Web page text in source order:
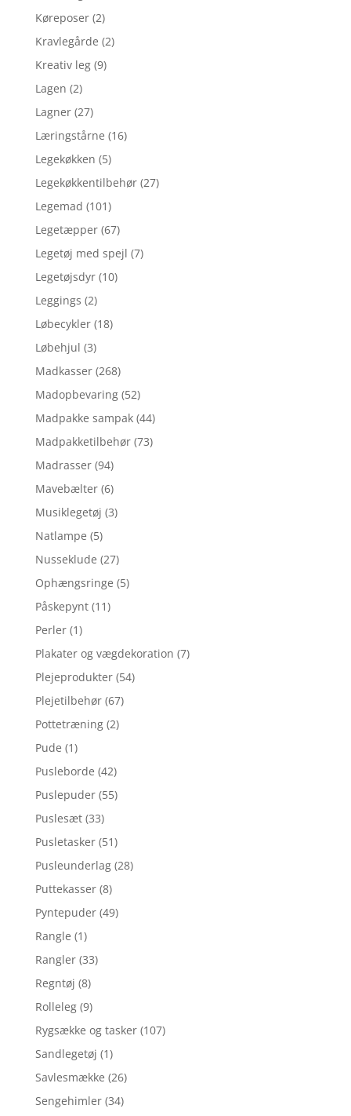
Køreposer (2)
Kravlegårde (2)
Kreativ leg (9)
Lagen (2)
Lagner (27)
Læringstårne (16)
Legekøkken (5)
Legekøkkentilbehør (27)
Legemad (101)
Legetæpper (67)
Legetøj med spejl (7)
Legetøjsdyr (10)
Leggings (2)
Løbecykler (18)
Løbehjul (3)
Madkasser (268)
Madopbevaring (52)
Madpakke sampak (44)
Madpakketilbehør (73)
Madrasser (94)
Mavebælter (6)
Musiklegetøj (3)
Natlampe (5)
Nusseklude (27)
Ophængsringe (5)
Påskepynt (11)
Perler (1)
Plakater og vægdekoration (7)
Plejeprodukter (54)
Plejetilbehør (67)
Pottetræning (2)
Pude (1)
Pusleborde (42)
Puslepuder (55)
Puslesæt (33)
Pusletasker (51)
Pusleunderlag (28)
Puttekasser (8)
Pyntepuder (49)
Rangle (1)
Rangler (33)
Regntøj (8)
Rolleleg (9)
Rygsække og tasker (107)
Sandlegetøj (1)
Savlesmække (26)
Sengehimler (34)